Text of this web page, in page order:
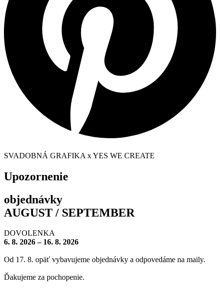
SVADOBNÁ GRAFIKA x YES WE CREATE
Upozornenie
objednávky
AUGUST / SEPTEMBER
DOVOLENKA
6. 8. 2026 – 16. 8. 2026
Od 17. 8. opäť vybavujeme objednávky a odpovedáme na maily.
Ďakujeme za pochopenie.